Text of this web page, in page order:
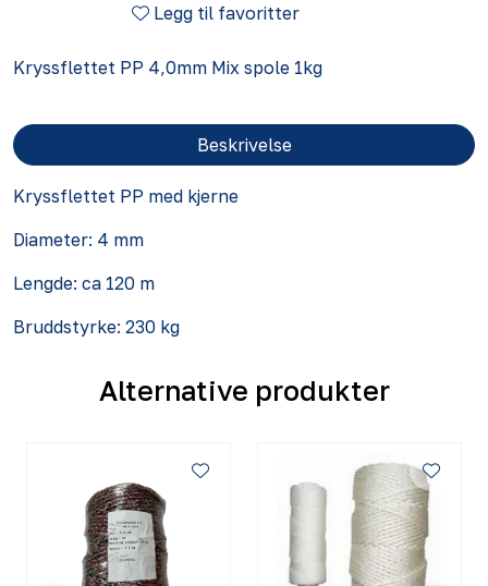
Legg til favoritter
Kryssflettet PP 4,0mm Mix spole 1kg
Beskrivelse
Kryssflettet PP med kjerne
Diameter: 4 mm
Lengde: ca 120 m
Bruddstyrke: 230 kg
Alternative produkter